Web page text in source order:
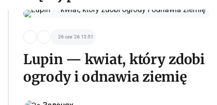
26 cze '26 12:51
Lupin — kwiat, który zdobi
ogrody i odnawia ziemię